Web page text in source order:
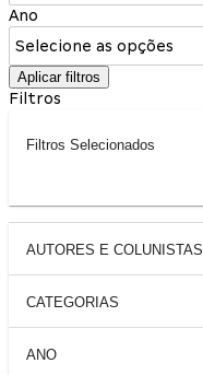
Ano
Selecione as opções
Aplicar filtros
Filtros
Filtros Selecionados
AUTORES E COLUNISTAS
CATEGORIAS
ANO